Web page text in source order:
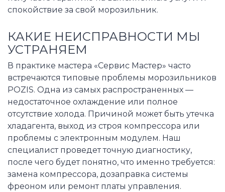
спокойствие за свой морозильник.
КАКИЕ НЕИСПРАВНОСТИ МЫ
УСТРАНЯЕМ
В практике мастера «Сервис Мастер» часто
встречаются типовые проблемы морозильников
POZIS. Одна из самых распространенных —
недостаточное охлаждение или полное
отсутствие холода. Причиной может быть утечка
хладагента, выход из строя компрессора или
проблемы с электронным модулем. Наш
специалист проведет точную диагностику,
после чего будет понятно, что именно требуется:
замена компрессора, дозаправка системы
фреоном или ремонт платы управления.